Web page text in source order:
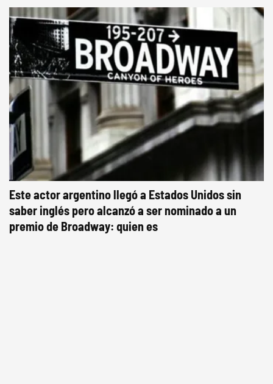
Este actor argentino llegó a Estados Unidos sin
saber inglés pero alcanzó a ser nominado a un
premio de Broadway: quien es